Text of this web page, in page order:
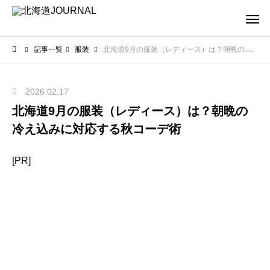
記事一覧 服装 北海道9月の服装（レディース）は？朝晩の冷え込みに対応する秋コーデ術
2026.02.17
北海道9月の服装（レディース）は？朝晩の
冷え込みに対応する秋コーデ術
[PR]